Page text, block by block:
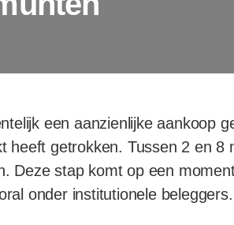
een aanzienlijke aankoop
heeft getrokken. Tussen 2 en 8
Deze stap komt op een
onder institutionele beleggers.